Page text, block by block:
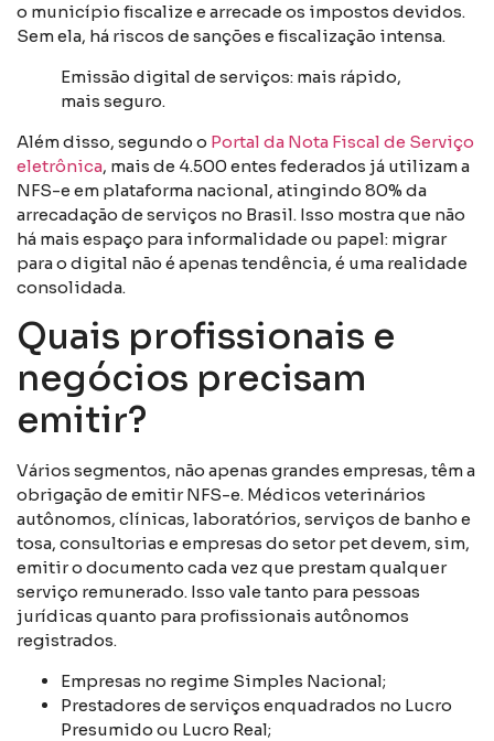
o município fiscalize e arrecade os impostos devidos.
Sem ela, há riscos de sanções e fiscalização intensa.
Emissão digital de serviços: mais rápido,
mais seguro.
Além disso, segundo o Portal da Nota Fiscal de Serviço
eletrônica, mais de 4.500 entes federados já utilizam a
NFS-e em plataforma nacional, atingindo 80% da
arrecadação de serviços no Brasil. Isso mostra que não
há mais espaço para informalidade ou papel: migrar
para o digital não é apenas tendência, é uma realidade
consolidada.
Quais profissionais e
negócios precisam
emitir?
Vários segmentos, não apenas grandes empresas, têm a
obrigação de emitir NFS-e. Médicos veterinários
autônomos, clínicas, laboratórios, serviços de banho e
tosa, consultorias e empresas do setor pet devem, sim,
emitir o documento cada vez que prestam qualquer
serviço remunerado. Isso vale tanto para pessoas
jurídicas quanto para profissionais autônomos
registrados.
Empresas no regime Simples Nacional;
Prestadores de serviços enquadrados no Lucro
Presumido ou Lucro Real;